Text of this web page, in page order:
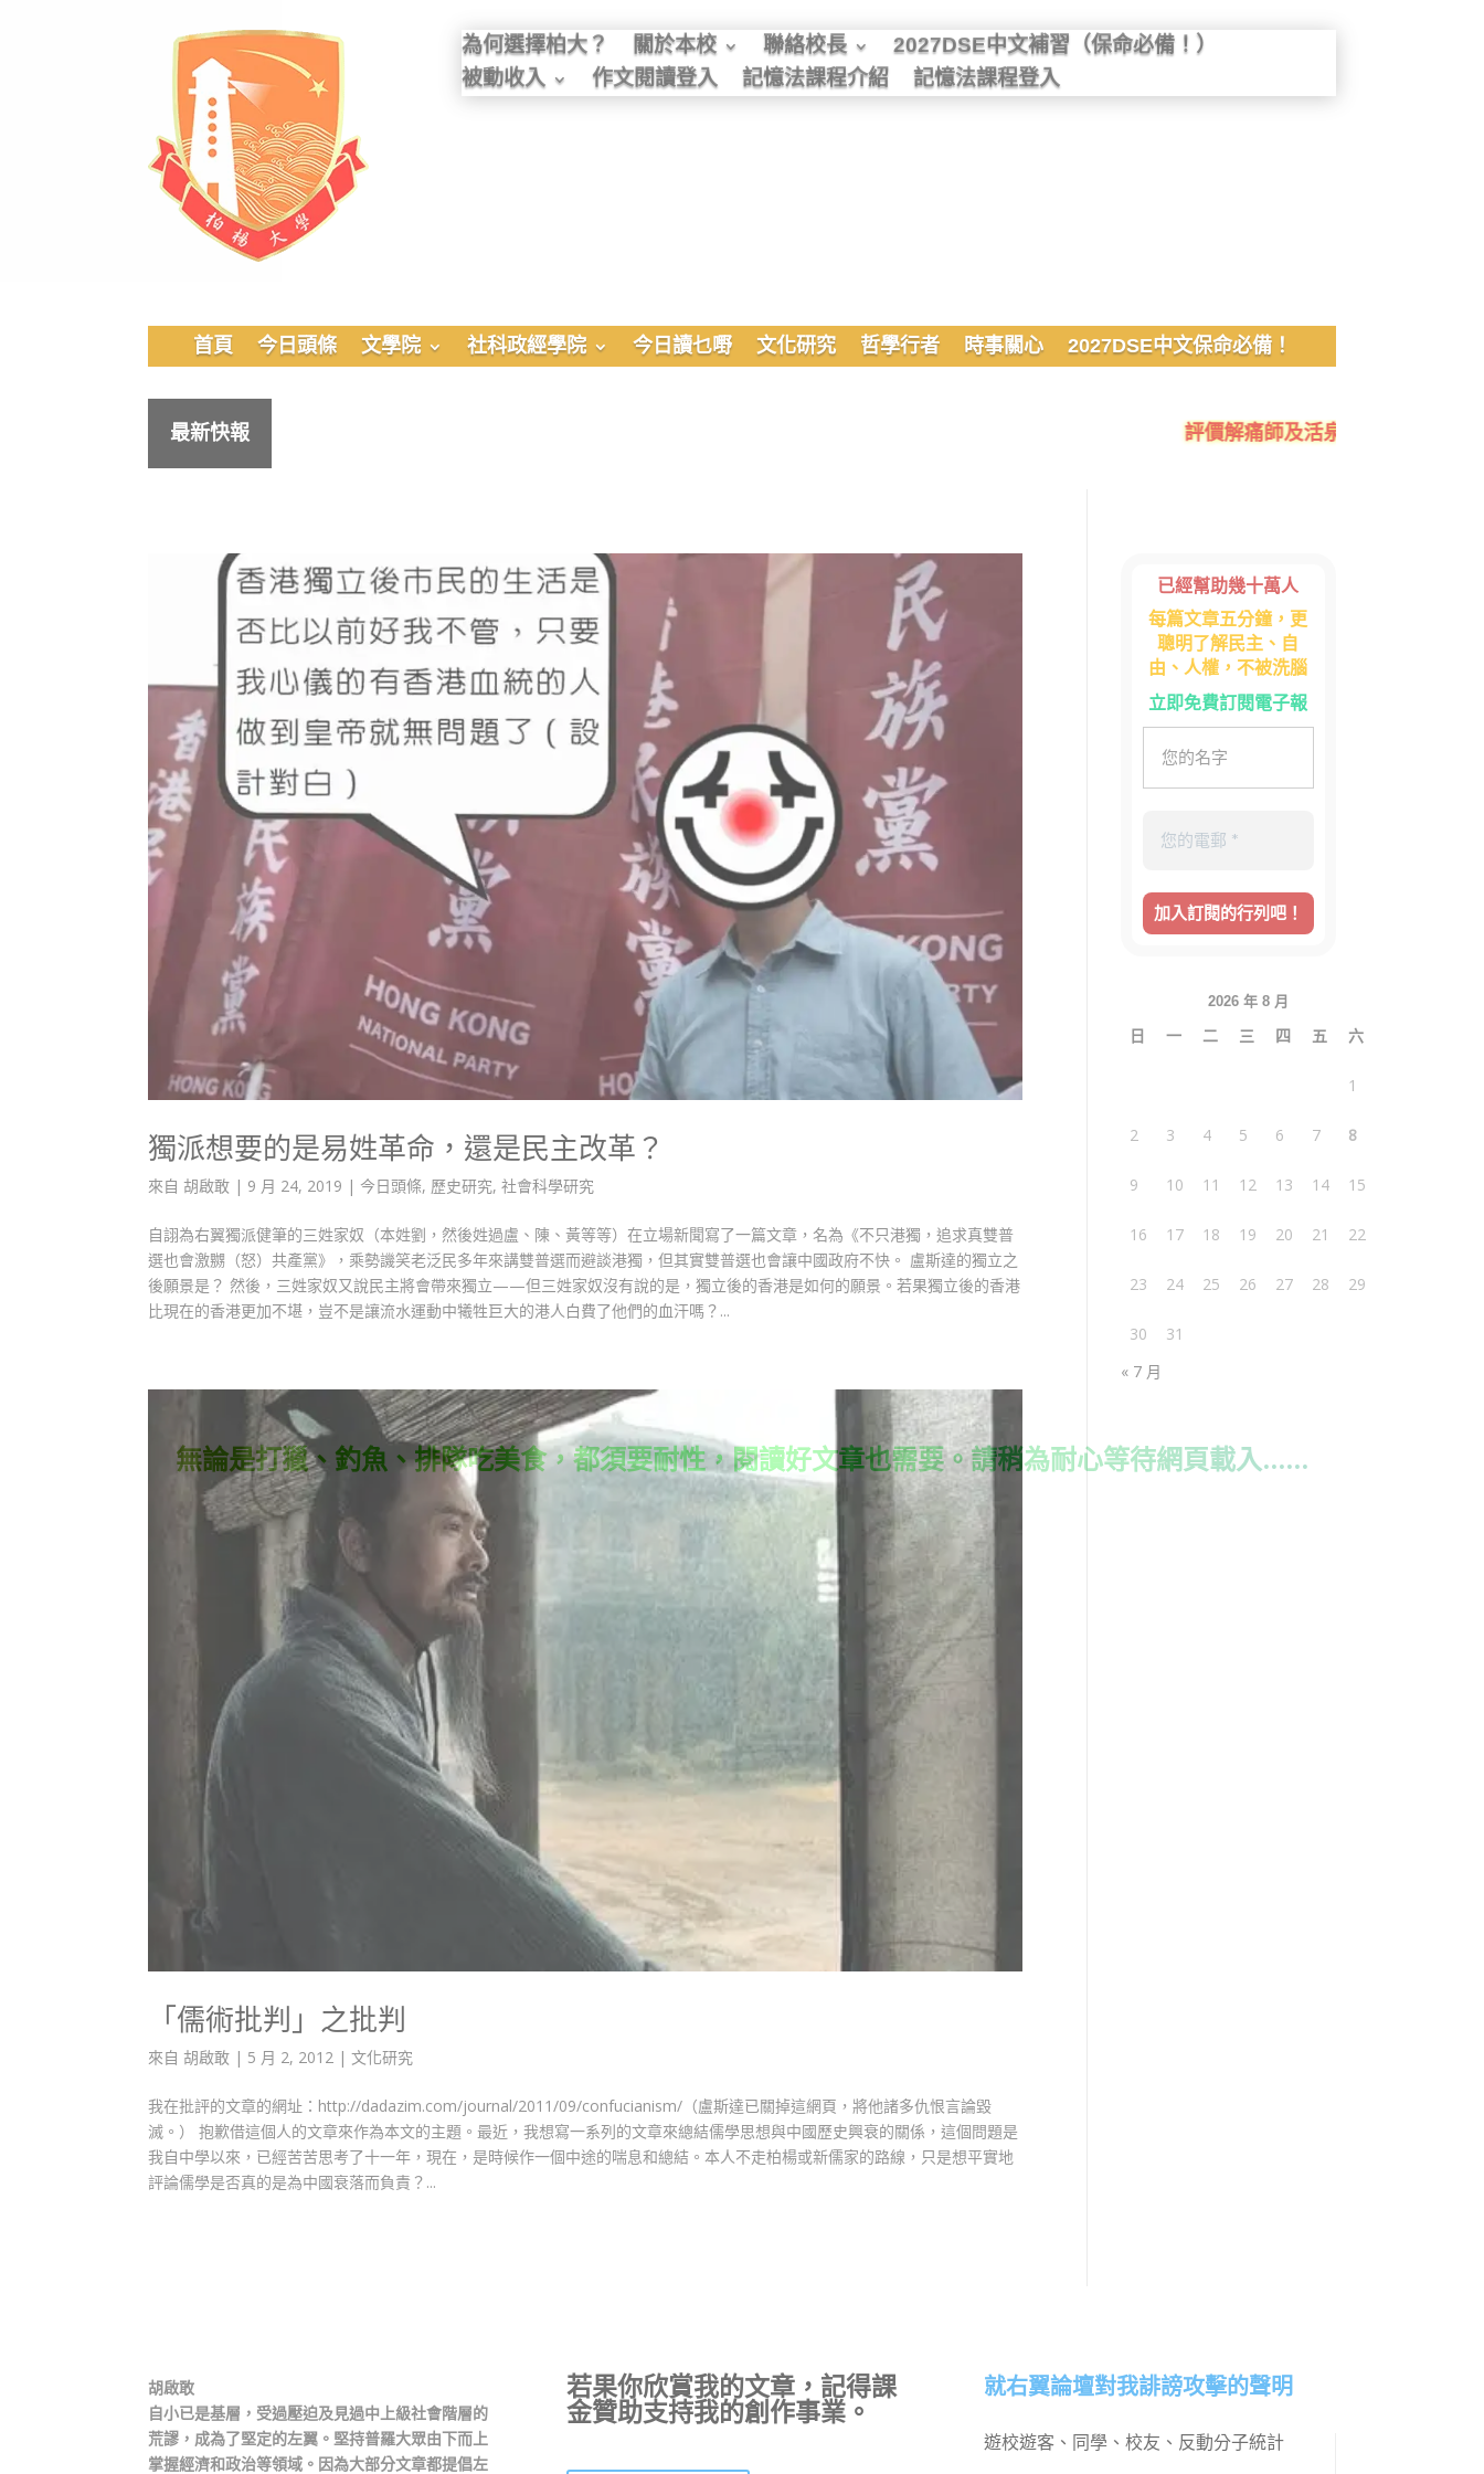
為何選擇柏大？ 關於本校 聯絡校長
2027DSE中文補習（保命必備！）
被動收入
作文閱讀登入 記憶法課程介紹 記憶法課程登入
首頁 今日頭條 文學院 社科政經學院 今日讀乜嘢 文化研究 哲學行者 時事關心 2027DSE中文保命必備！
最新快報 評價解痛師及活泉美良生館的不良銷售
獨派想要的是易姓革命，還是民主改革？
來自 胡啟敢 | 9 月 24, 2019 | 今日頭條, 歷史研究,社會科學研究
自詡為右翼獨派健筆的三姓家奴（本姓劉，然後姓過盧、陳、黃等等）在立場新聞寫了一篇文章，名為《不只港獨，追求真雙普
選也會激嬲（怒）共產黨》，乘勢譏笑老泛民多年來講雙普選而避談港獨，但其實雙普選也會讓中國政府不快。 盧斯達的獨立之
後願景是？ 然後，三姓家奴又說民主將會帶來獨立——但三姓家奴沒有說的是，獨立後的香港是如何的願景。若果獨立後的香港
比現在的香港更加不堪，豈不是讓流水運動中犧牲巨大的港人白費了他們的血汗嗎？...
「儒術批判」之批判
來自 胡啟敢 | 5 月 2, 2012 |文化研究
我在批評的文章的網址：http://dadazim.com/journal/2011/09/confucianism/（盧斯達已關掉這網頁，將他諸多仇恨言論毀
滅。） 抱歉借這個人的文章來作為本文的主題。最近，我想寫一系列的文章來總結儒學思想與中國歷史興衰的關係，這個問題是
我自中學以來，已經苦苦思考了十一年，現在，是時候作一個中途的喘息和總結。本人不走柏楊或新儒家的路線，只是想平實地
評論儒學是否真的是為中國衰落而負責？...
已經幫助幾十萬人
每篇文章五分鐘，更
聰明了解民主、自
由、人權，不被洗腦
立即免費訂閱電子報
2026 年 8 月
日 一 二 三 四 五 六
1
2 3 4 5 6 7 8
9 10 11 12 13 14 15
16 17 18 19 20 21 22
23 24 25 26 27 28 29
30
31
« 7 月
胡啟敢
自小已是基層，受過壓迫及見過中上級社會階層的
荒謬，成為了堅定的左翼。堅持普羅大眾由下而上
掌握經濟和政治等領域。因為大部分文章都提倡左
若果你欣賞我的文章，記得課
金贊助支持我的創作事業。
就右翼論壇對我誹謗攻擊的聲明
遊校遊客、同學、校友、反動分子統計